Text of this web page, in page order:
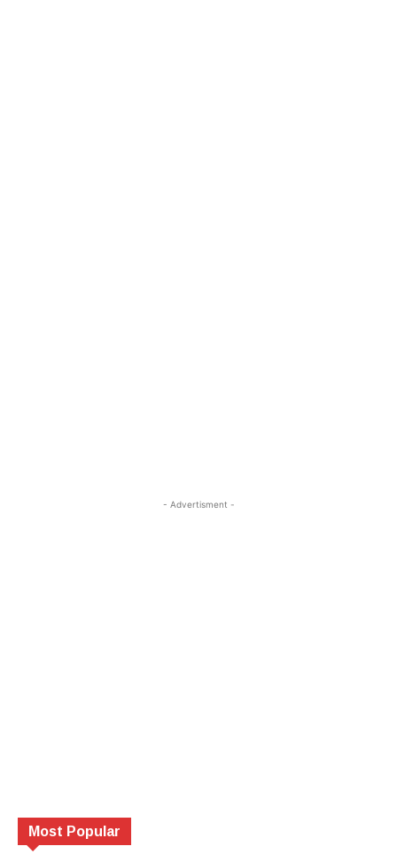
- Advertisment -
Most Popular